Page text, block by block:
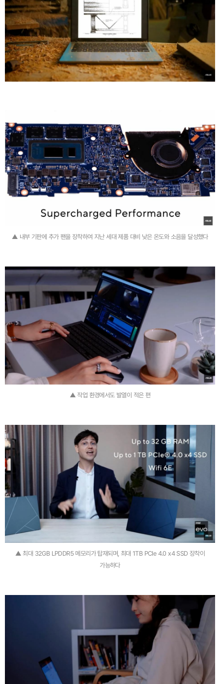
▲ 내부 기판에 추가 팬을 장착하여 지난 세대 제품 대비 낮은 온도와 소음을 달성했다
▲ 작업 환경에서도 발열이 적은 편
▲ 최대 32GB LPDDR5 메모리가 탑재되며, 최대 1TB PCIe 4.0 x4 SSD 장착이
가능하다